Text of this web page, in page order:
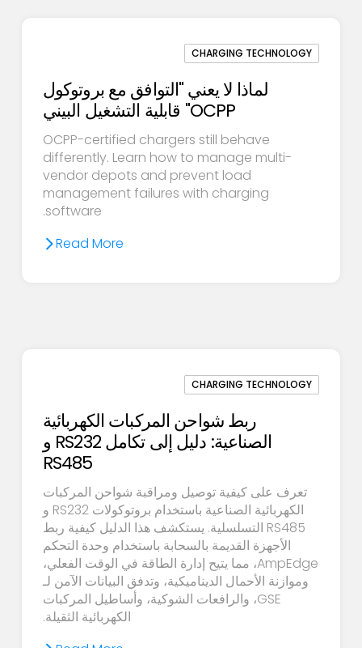
CHARGING TECHNOLOGY
لماذا لا يعني "التوافق مع بروتوكول
OCPP" قابلية التشغيل البيني
OCPP-certified chargers still behave
differently. Learn how to manage multi-
vendor depots and prevent load
management failures with charging
software.
Read More
CHARGING TECHNOLOGY
ربط شواحن المركبات الكهربائية
الصناعية: دليل إلى تكامل RS232 و
RS485
تعرف على كيفية توصيل ومراقبة شواحن المركبات
الكهربائية الصناعية باستخدام بروتوكولات RS232 و
RS485 التسلسلية. يستكشف هذا الدليل كيفية ربط
الأجهزة القديمة بالسحابة باستخدام وحدة التحكم
AmpEdge، مما يتيح إدارة الطاقة في الوقت الفعلي،
وموازنة الأحمال الديناميكية، وتدفق البيانات الآمن لـ
GSE، والرافعات الشوكية، وأساطيل المركبات
الكهربائية الثقيلة.